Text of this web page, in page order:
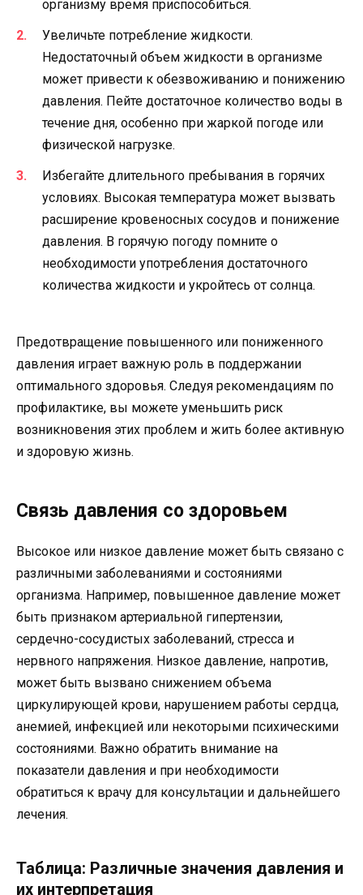
организму время приспособиться.
Увеличьте потребление жидкости.
Недостаточный объем жидкости в организме
может привести к обезвоживанию и понижению
давления. Пейте достаточное количество воды в
течение дня, особенно при жаркой погоде или
физической нагрузке.
Избегайте длительного пребывания в горячих
условиях. Высокая температура может вызвать
расширение кровеносных сосудов и понижение
давления. В горячую погоду помните о
необходимости употребления достаточного
количества жидкости и укройтесь от солнца.
Предотвращение повышенного или пониженного
давления играет важную роль в поддержании
оптимального здоровья. Следуя рекомендациям по
профилактике, вы можете уменьшить риск
возникновения этих проблем и жить более активную
и здоровую жизнь.
Связь давления со здоровьем
Высокое или низкое давление может быть связано с
различными заболеваниями и состояниями
организма. Например, повышенное давление может
быть признаком артериальной гипертензии,
сердечно-сосудистых заболеваний, стресса и
нервного напряжения. Низкое давление, напротив,
может быть вызвано снижением объема
циркулирующей крови, нарушением работы сердца,
анемией, инфекцией или некоторыми психическими
состояниями. Важно обратить внимание на
показатели давления и при необходимости
обратиться к врачу для консультации и дальнейшего
лечения.
Таблица: Различные значения давления и
их интерпретация